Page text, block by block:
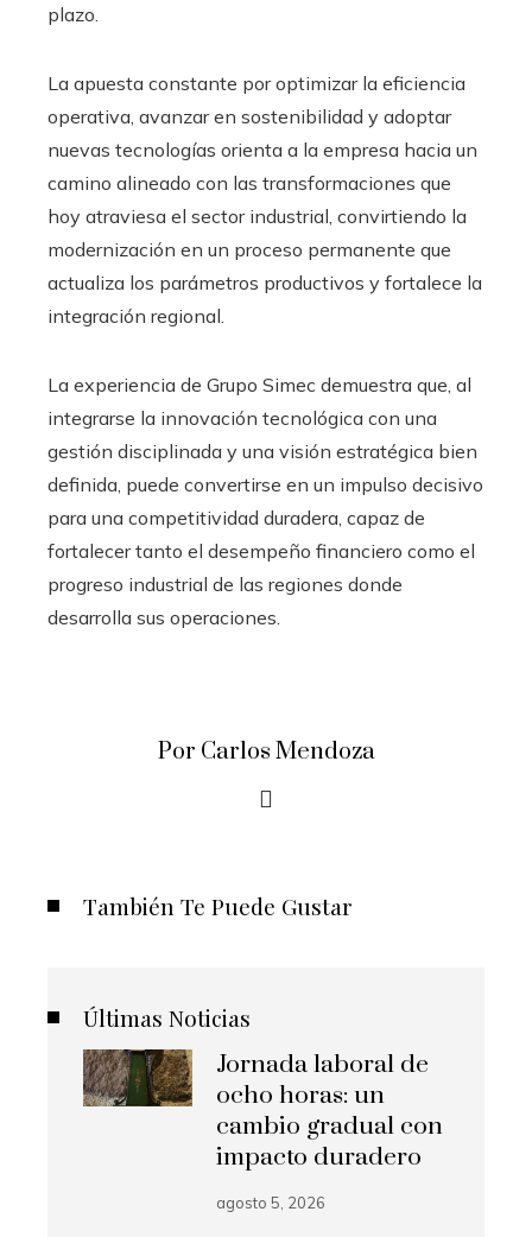
plazo.
La apuesta constante por optimizar la eficiencia
operativa, avanzar en sostenibilidad y adoptar
nuevas tecnologías orienta a la empresa hacia un
camino alineado con las transformaciones que
hoy atraviesa el sector industrial, convirtiendo la
modernización en un proceso permanente que
actualiza los parámetros productivos y fortalece la
integración regional.
La experiencia de Grupo Simec demuestra que, al
integrarse la innovación tecnológica con una
gestión disciplinada y una visión estratégica bien
definida, puede convertirse en un impulso decisivo
para una competitividad duradera, capaz de
fortalecer tanto el desempeño financiero como el
progreso industrial de las regiones donde
desarrolla sus operaciones.
Por Carlos Mendoza
También Te Puede Gustar
Últimas Noticias
Jornada laboral de
ocho horas: un
cambio gradual con
impacto duradero
agosto 5, 2026